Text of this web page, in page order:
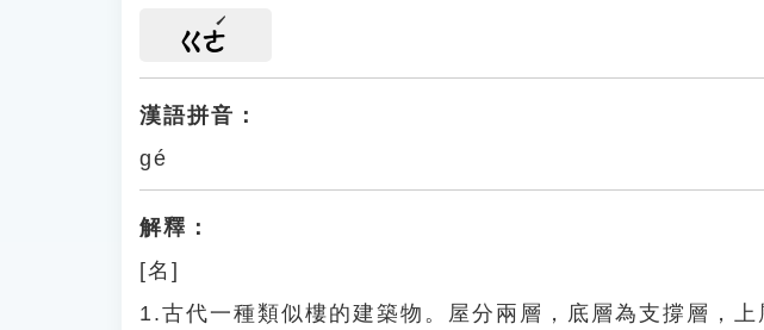
ㄍㄜ
漢語拼音：
gé
解釋：
[名]
1.古代一種類似樓的建築物。屋分兩層，底層為支撐層，上